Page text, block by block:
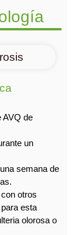
AVQ de
un
semana de
otros
esta
olorosa o